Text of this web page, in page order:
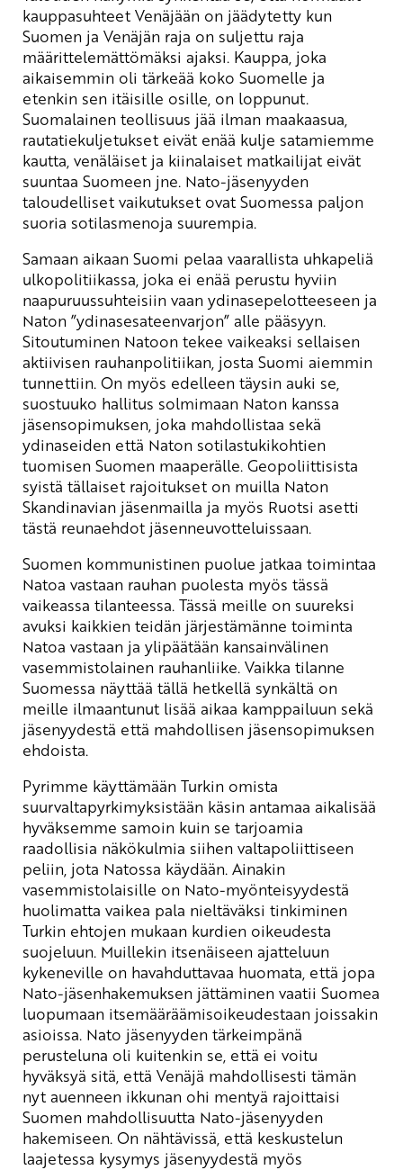
kauppasuhteet Venäjään on jäädytetty kun
Suomen ja Venäjän raja on suljettu raja
määrittelemättömäksi ajaksi. Kauppa, joka
aikaisemmin oli tärkeää koko Suomelle ja
etenkin sen itäisille osille, on loppunut.
Suomalainen teollisuus jää ilman maakaasua,
rautatiekuljetukset eivät enää kulje satamiemme
kautta, venäläiset ja kiinalaiset matkailijat eivät
suuntaa Suomeen jne. Nato-jäsenyyden
taloudelliset vaikutukset ovat Suomessa paljon
suoria sotilasmenoja suurempia.
Samaan aikaan Suomi pelaa vaarallista uhkapeliä
ulkopolitiikassa, joka ei enää perustu hyviin
naapuruussuhteisiin vaan ydinasepelotteeseen ja
Naton ”ydinasesateenvarjon” alle pääsyyn.
Sitoutuminen Natoon tekee vaikeaksi sellaisen
aktiivisen rauhanpolitiikan, josta Suomi aiemmin
tunnettiin. On myös edelleen täysin auki se,
suostuuko hallitus solmimaan Naton kanssa
jäsensopimuksen, joka mahdollistaa sekä
ydinaseiden että Naton sotilastukikohtien
tuomisen Suomen maaperälle. Geopoliittisista
syistä tällaiset rajoitukset on muilla Naton
Skandinavian jäsenmailla ja myös Ruotsi asetti
tästä reunaehdot jäsenneuvotteluissaan.
Suomen kommunistinen puolue jatkaa toimintaa
Natoa vastaan rauhan puolesta myös tässä
vaikeassa tilanteessa. Tässä meille on suureksi
avuksi kaikkien teidän järjestämänne toiminta
Natoa vastaan ja ylipäätään kansainvälinen
vasemmistolainen rauhanliike. Vaikka tilanne
Suomessa näyttää tällä hetkellä synkältä on
meille ilmaantunut lisää aikaa kamppailuun sekä
jäsenyydestä että mahdollisen jäsensopimuksen
ehdoista.
Pyrimme käyttämään Turkin omista
suurvaltapyrkimyksistään käsin antamaa aikalisää
hyväksemme samoin kuin se tarjoamia
raadollisia näkökulmia siihen valtapoliittiseen
peliin, jota Natossa käydään. Ainakin
vasemmistolaisille on Nato-myönteisyydestä
huolimatta vaikea pala nieltäväksi tinkiminen
Turkin ehtojen mukaan kurdien oikeudesta
suojeluun. Muillekin itsenäiseen ajatteluun
kykeneville on havahduttavaa huomata, että jopa
Nato-jäsenhakemuksen jättäminen vaatii Suomea
luopumaan itsemääräämisoikeudestaan joissakin
asioissa. Nato jäsenyyden tärkeimpänä
perusteluna oli kuitenkin se, että ei voitu
hyväksyä sitä, että Venäjä mahdollisesti tämän
nyt auenneen ikkunan ohi mentyä rajoittaisi
Suomen mahdollisuutta Nato-jäsenyyden
hakemiseen. On nähtävissä, että keskustelun
laajetessa kysymys jäsenyydestä myös